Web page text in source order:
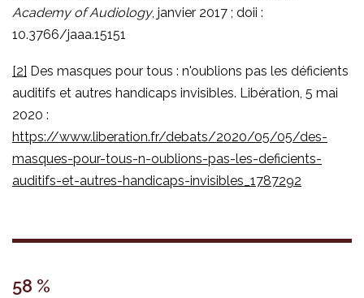
Academy of Audiology, janvier 2017 ; doii :
10.3766/jaaa.15151
[2] Des masques pour tous : n'oublions pas les déficients
auditifs et autres handicaps invisibles. Libération, 5 mai
2020 :
https://www.liberation.fr/debats/2020/05/05/des-
masques-pour-tous-n-oublions-pas-les-deficients-
auditifs-et-autres-handicaps-invisibles_1787292
58 %